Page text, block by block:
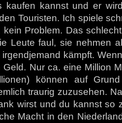
kaufen kannst und er
Touristen. Ich spiele
kein Problem. Das
Leute faul, sie nehmen
irgendjemand kämpft.
Geld. Nur ca. eine Million
können auf
traurig zuzusehen.
wirst und du kannst so
Macht in den